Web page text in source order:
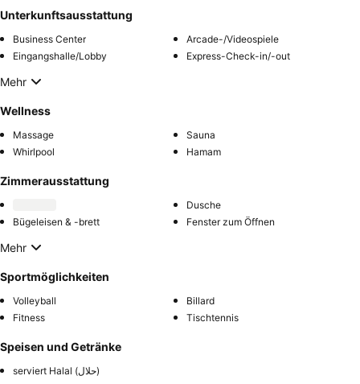
Unterkunftsausstattung
Business Center
Arcade-/Videospiele
Eingangshalle/Lobby
Express-Check-in/-out
Mehr
Wellness
Massage
Sauna
Whirlpool
Hamam
Zimmerausstattung
Dusche
Bügeleisen & -brett
Fenster zum Öffnen
Mehr
Sportmöglichkeiten
Volleyball
Billard
Fitness
Tischtennis
Speisen und Getränke
serviert Halal (حلال)